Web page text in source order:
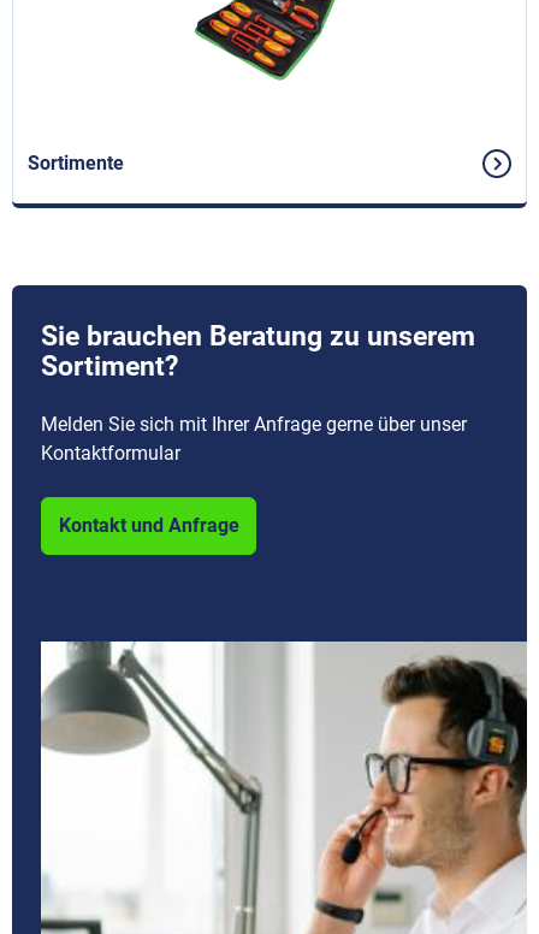
Sortimente
Sie brauchen Beratung zu unserem
Sortiment?
Melden Sie sich mit Ihrer Anfrage gerne über unser
Kontaktformular
Kontakt und Anfrage